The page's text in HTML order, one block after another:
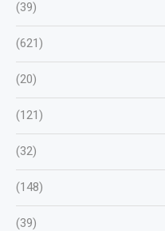
(39)
(621)
(20)
(121)
(32)
(148)
(39)